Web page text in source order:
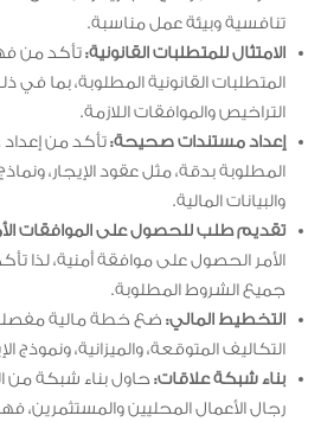
تنافسية وبيئة عمل مناسبة.
الامتثال للمتطلبات القانونية:تأكد من
المتطلبات القانونية المطلوبة، بما
التراخيص والموافقات اللازمة.
إعداد مستندات صحيحة:تأكد من إعداد
المطلوبة بدقة، مثل عقود الإيجار،
والبيانات المالية.
تقديم طلب للحصول على الموافقات
الأمر الحصول على موافقة أمنية، لذا
جميع الشروط المطلوبة.
التخطيط المالي: ضع خطة مالية
التكاليف المتوقعة، والميزانية، ونموذج
بناء شبكة علاقات:حاول بناء شبكة من
رجال الأعمال المحليين والمستثمرين،